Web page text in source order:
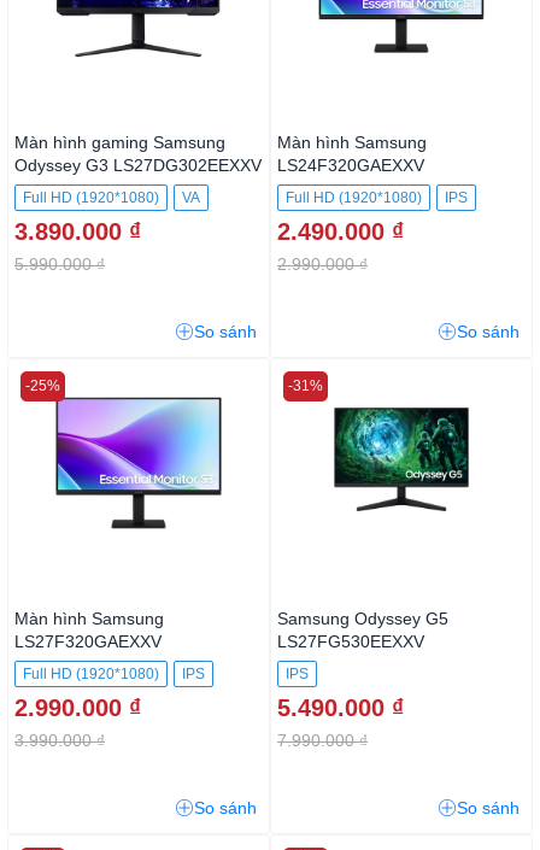
Màn hình gaming Samsung
Odyssey G3 LS27DG302EEXXV
Full HD (1920*1080) VA
3.890.000 ₫
5.990.000 ₫
So sánh
Màn hình Samsung
LS24F320GAEXXV
Full HD (1920*1080) IPS
2.490.000 ₫
2.990.000 ₫
So sánh
Màn hình Samsung
LS27F320GAEXXV
Full HD (1920*1080) IPS
2.990.000 ₫
3.990.000 ₫
-25%
So sánh
Samsung Odyssey G5
LS27FG530EEXXV
IPS
5.490.000 ₫
7.990.000 ₫
-31%
So sánh